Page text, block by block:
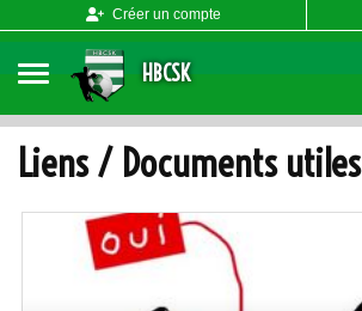
Créer un compte
HBCSK
Liens / Documents utiles
Panneau de gestion des cookies